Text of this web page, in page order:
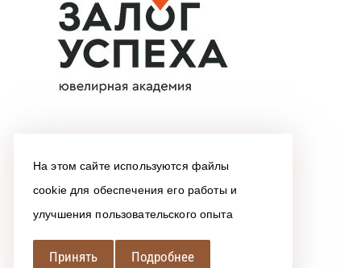
На этом сайте используются файлы
cookie для обеспечения его работы и
улучшения пользовательского опыта
Принять Подробнее